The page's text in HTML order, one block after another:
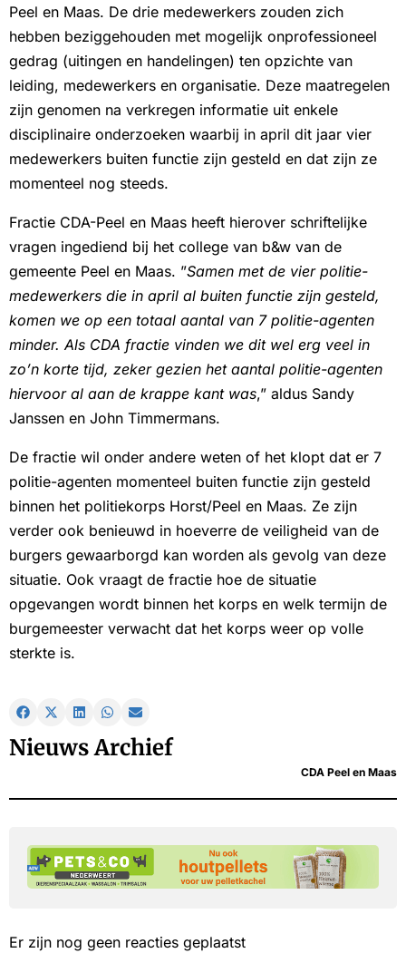
Peel en Maas. De drie medewerkers zouden zich
hebben beziggehouden met mogelijk onprofessioneel
gedrag (uitingen en handelingen) ten opzichte van
leiding, medewerkers en organisatie. Deze maatregelen
zijn genomen na verkregen informatie uit enkele
disciplinaire onderzoeken waarbij in april dit jaar vier
medewerkers buiten functie zijn gesteld en dat zijn ze
momenteel nog steeds.
Fractie CDA-Peel en Maas heeft hierover schriftelijke
vragen ingediend bij het college van b&w van de
gemeente Peel en Maas. ”Samen met de vier politie-
medewerkers die in april al buiten functie zijn gesteld,
komen we op een totaal aantal van 7 politie-agenten
minder. Als CDA fractie vinden we dit wel erg veel in
zo’n korte tijd, zeker gezien het aantal politie-agenten
hiervoor al aan de krappe kant was,” aldus Sandy
Janssen en John Timmermans.
De fractie wil onder andere weten of het klopt dat er 7
politie-agenten momenteel buiten functie zijn gesteld
binnen het politiekorps Horst/Peel en Maas. Ze zijn
verder ook benieuwd in hoeverre de veiligheid van de
burgers gewaarborgd kan worden als gevolg van deze
situatie. Ook vraagt de fractie hoe de situatie
opgevangen wordt binnen het korps en welk termijn de
burgemeester verwacht dat het korps weer op volle
sterkte is.
Nieuws Archief
CDA Peel en Maas
Er zijn nog geen reacties geplaatst